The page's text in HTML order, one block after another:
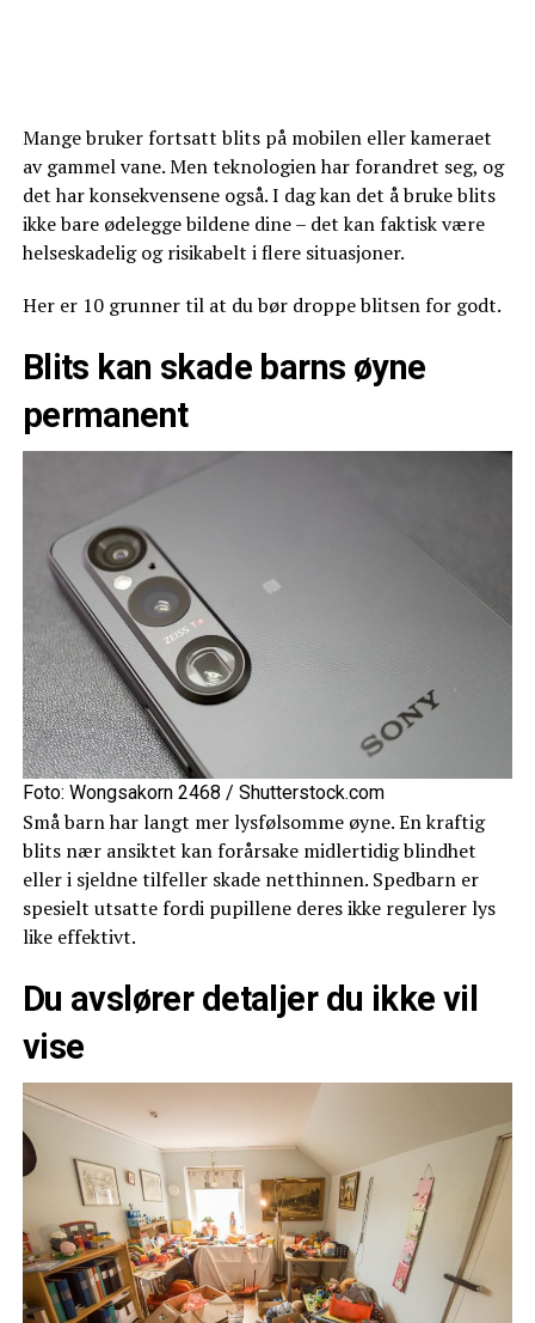
Mange bruker fortsatt blits på mobilen eller kameraet
av gammel vane. Men teknologien har forandret seg, og
det har konsekvensene også. I dag kan det å bruke blits
ikke bare ødelegge bildene dine – det kan faktisk være
helseskadelig og risikabelt i flere situasjoner.
Her er 10 grunner til at du bør droppe blitsen for godt.
Blits kan skade barns øyne
permanent
Foto: Wongsakorn 2468 / Shutterstock.com
Små barn har langt mer lysfølsomme øyne. En kraftig
blits nær ansiktet kan forårsake midlertidig blindhet
eller i sjeldne tilfeller skade netthinnen. Spedbarn er
spesielt utsatte fordi pupillene deres ikke regulerer lys
like effektivt.
Du avslører detaljer du ikke vil
vise